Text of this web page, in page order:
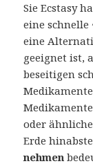
Sie Ecstasy
eine schnelle
eine
geeignet ist,
beseitigen
oder
Erde
nehmen